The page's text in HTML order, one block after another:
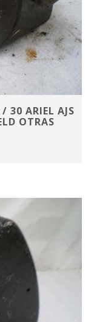
30 ARIEL AJS
OTRAS